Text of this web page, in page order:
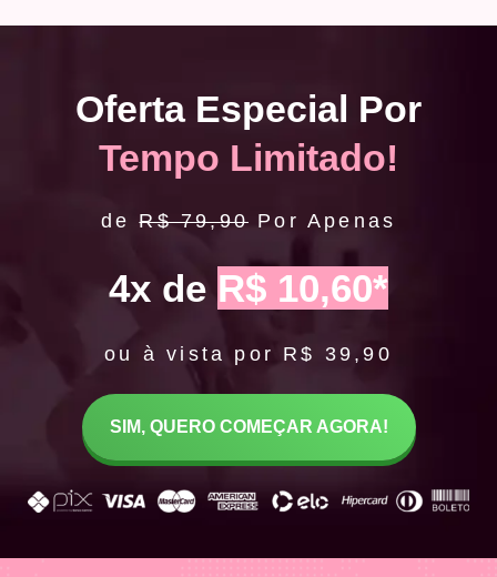
Oferta Especial Por
Tempo Limitado!
deR$ 79,90 Por Apenas
4x de R$ 10,60*
ou à vista por R$ 39,90
SIM, QUERO COMEÇAR AGORA!